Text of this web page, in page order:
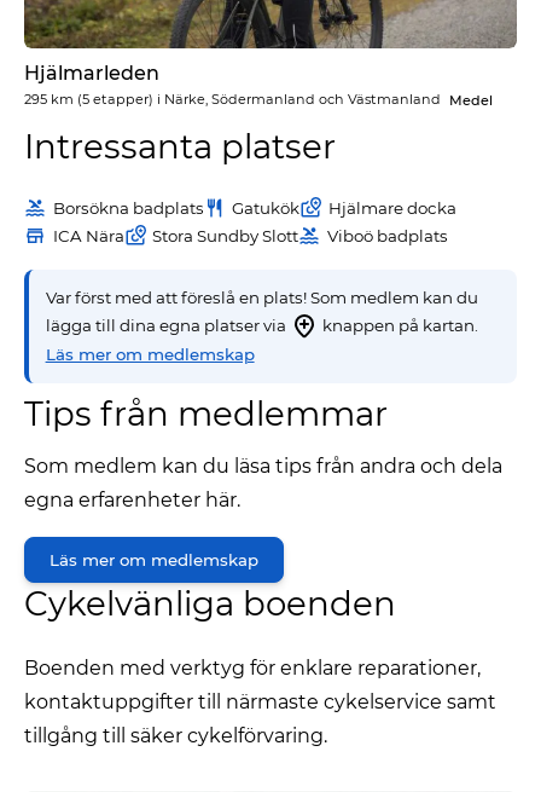
Hjälmarleden
295 km (5 etapper) i Närke, Södermanland och Västmanland Medel
Intressanta platser
Borsökna badplats Gatukök
Hjälmare docka
ICA Nära
Stora Sundby Slott Viboö badplats
Var först med att föreslå en plats! Som medlem kan du
lägga till dina egna platser via
knappen på kartan.
Läs mer om medlemskap
Tips från medlemmar
Som medlem kan du läsa tips från andra och dela
egna erfarenheter här.
Läs mer om medlemskap
Cykelvänliga boenden
Boenden med verktyg för enklare reparationer,
kontaktuppgifter till närmaste cykelservice samt
tillgång till säker cykelförvaring.